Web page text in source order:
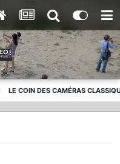
LE COIN DES CAMÉRAS